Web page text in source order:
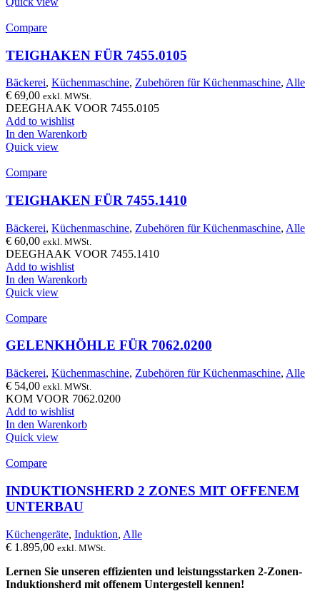
Compare
TEIGHAKEN FÜR 7455.0105
Bäckerei, Küchenmaschine, Zubehören für Küchenmaschine, Alle
€ 69,00 exkl. MWSt.
DEEGHAAK VOOR 7455.0105
Add to wishlist
In den Warenkorb
Quick view
Compare
TEIGHAKEN FÜR 7455.1410
Bäckerei, Küchenmaschine, Zubehören für Küchenmaschine, Alle
€ 60,00 exkl. MWSt.
DEEGHAAK VOOR 7455.1410
Add to wishlist
In den Warenkorb
Quick view
Compare
GELENKHÖHLE FÜR 7062.0200
Bäckerei, Küchenmaschine, Zubehören für Küchenmaschine, Alle
€ 54,00 exkl. MWSt.
KOM VOOR 7062.0200
Add to wishlist
In den Warenkorb
Quick view
Compare
INDUKTIONSHERD 2 ZONES MIT OFFENEM
UNTERBAU
Küchengeräte, Induktion, Alle
€ 1.895,00 exkl. MWSt.
Lernen Sie unseren effizienten und leistungsstarken 2-Zonen-
Induktionsherd mit offenem Untergestell kennen!